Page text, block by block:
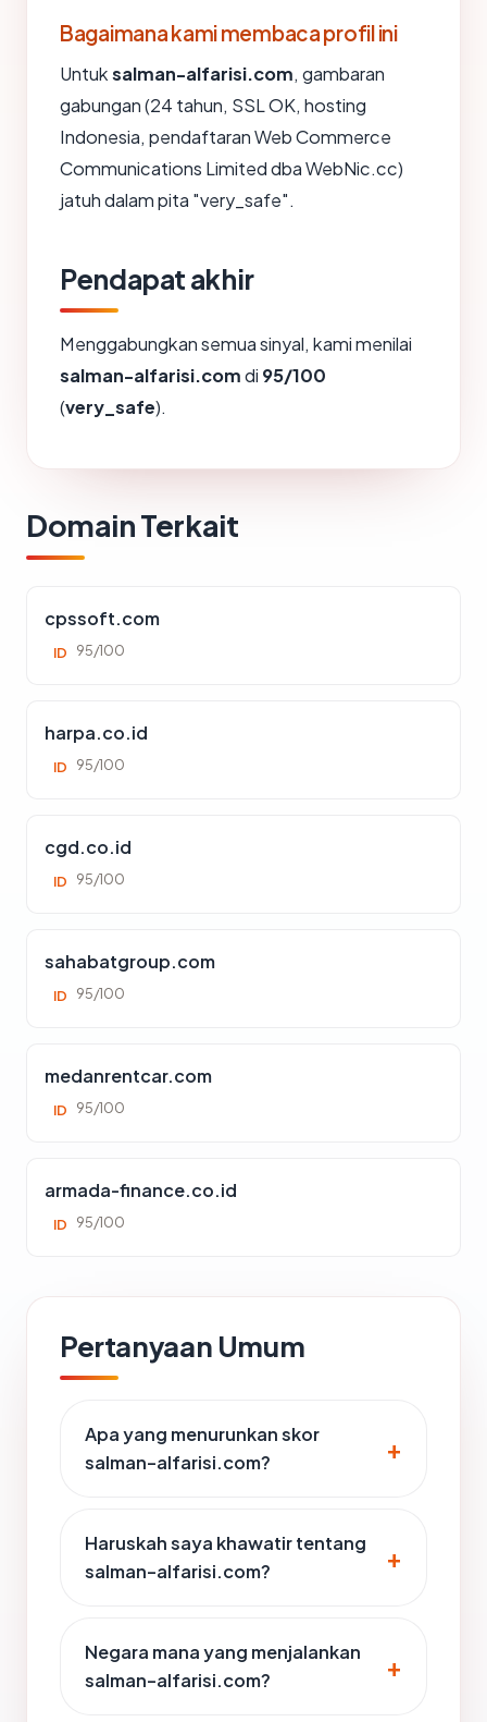
Bagaimana kami membaca profil ini
Untuksalman-alfarisi.com, gambaran
gabungan (24 tahun, SSL OK, hosting
Indonesia, pendaftaran Web Commerce
Communications Limited dba WebNic.cc)
jatuh dalam pita "very_safe".
Pendapat akhir
Menggabungkan semua sinyal, kami menilai
salman-alfarisi.comdi 95/100
(very_safe).
Domain Terkait
cpssoft.com
ID 95/100
harpa.co.id
ID 95/100
cgd.co.id
ID 95/100
sahabatgroup.com
ID 95/100
medanrentcar.com
ID 95/100
armada-finance.co.id
ID 95/100
Pertanyaan Umum
Apa yang menurunkan skor
salman-alfarisi.com?
Haruskah saya khawatir tentang
salman-alfarisi.com?
Negara mana yang menjalankan
salman-alfarisi.com?